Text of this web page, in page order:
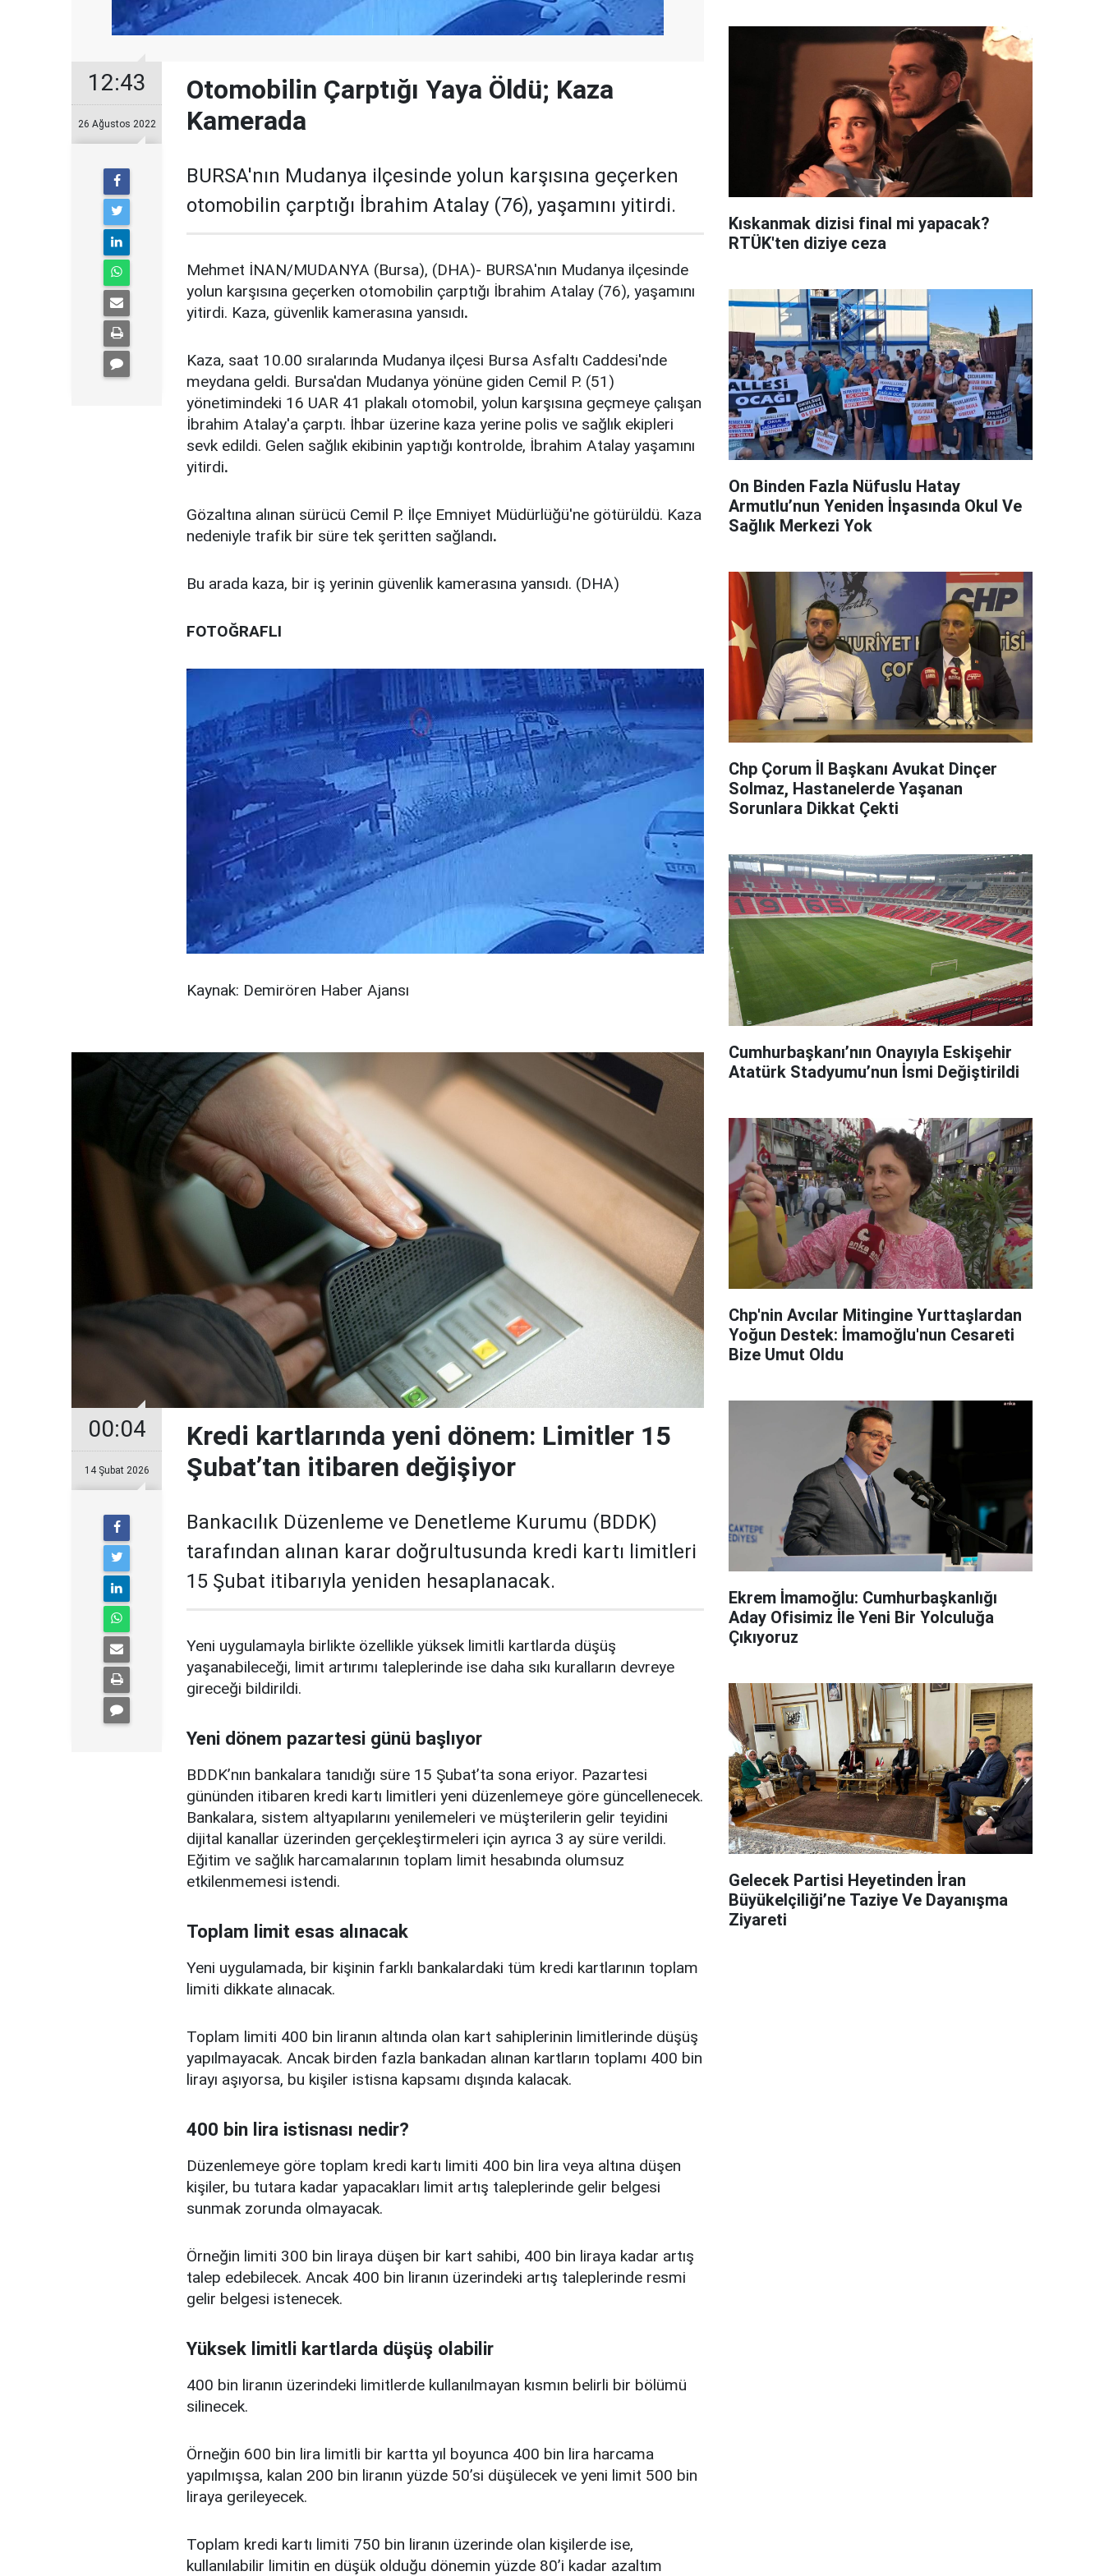
12:43
26 Ağustos 2022
Otomobilin Çarptığı Yaya Öldü; Kaza
Kamerada
BURSA'nın Mudanya ilçesinde yolun karşısına geçerken
otomobilin çarptığı İbrahim Atalay (76), yaşamını yitirdi.
Mehmet İNAN/MUDANYA (Bursa), (DHA)- BURSA'nın Mudanya ilçesinde
yolun karşısına geçerken otomobilin çarptığı İbrahim Atalay (76), yaşamını
yitirdi. Kaza, güvenlik kamerasına yansıdı.
Kaza, saat 10.00 sıralarında Mudanya ilçesi Bursa Asfaltı Caddesi'nde
meydana geldi. Bursa'dan Mudanya yönüne giden Cemil P. (51)
yönetimindeki 16 UAR 41 plakalı otomobil, yolun karşısına geçmeye çalışan
İbrahim Atalay'a çarptı. İhbar üzerine kaza yerine polis ve sağlık ekipleri
sevk edildi. Gelen sağlık ekibinin yaptığı kontrolde, İbrahim Atalay yaşamını
yitirdi.
Gözaltına alınan sürücü Cemil P. İlçe Emniyet Müdürlüğü'ne götürüldü. Kaza
nedeniyle trafik bir süre tek şeritten sağlandı.
Bu arada kaza, bir iş yerinin güvenlik kamerasına yansıdı. (DHA)
FOTOĞRAFLI
Kaynak: Demirören Haber Ajansı
00:04
14 Şubat 2026
Kredi kartlarında yeni dönem: Limitler 15
Şubat’tan itibaren değişiyor
Bankacılık Düzenleme ve Denetleme Kurumu (BDDK)
tarafından alınan karar doğrultusunda kredi kartı limitleri
15 Şubat itibarıyla yeniden hesaplanacak.
Yeni uygulamayla birlikte özellikle yüksek limitli kartlarda düşüş
yaşanabileceği, limit artırımı taleplerinde ise daha sıkı kuralların devreye
gireceği bildirildi.
Yeni dönem pazartesi günü başlıyor
BDDK’nın bankalara tanıdığı süre 15 Şubat’ta sona eriyor. Pazartesi
gününden itibaren kredi kartı limitleri yeni düzenlemeye göre güncellenecek.
Bankalara, sistem altyapılarını yenilemeleri ve müşterilerin gelir teyidini
dijital kanallar üzerinden gerçekleştirmeleri için ayrıca 3 ay süre verildi.
Eğitim ve sağlık harcamalarının toplam limit hesabında olumsuz
etkilenmemesi istendi.
Toplam limit esas alınacak
Yeni uygulamada, bir kişinin farklı bankalardaki tüm kredi kartlarının toplam
limiti dikkate alınacak.
Toplam limiti 400 bin liranın altında olan kart sahiplerinin limitlerinde düşüş
yapılmayacak. Ancak birden fazla bankadan alınan kartların toplamı 400 bin
lirayı aşıyorsa, bu kişiler istisna kapsamı dışında kalacak.
400 bin lira istisnası nedir?
Düzenlemeye göre toplam kredi kartı limiti 400 bin lira veya altına düşen
kişiler, bu tutara kadar yapacakları limit artış taleplerinde gelir belgesi
sunmak zorunda olmayacak.
Örneğin limiti 300 bin liraya düşen bir kart sahibi, 400 bin liraya kadar artış
talep edebilecek. Ancak 400 bin liranın üzerindeki artış taleplerinde resmi
gelir belgesi istenecek.
Yüksek limitli kartlarda düşüş olabilir
400 bin liranın üzerindeki limitlerde kullanılmayan kısmın belirli bir bölümü
silinecek.
Örneğin 600 bin lira limitli bir kartta yıl boyunca 400 bin lira harcama
yapılmışsa, kalan 200 bin liranın yüzde 50’si düşülecek ve yeni limit 500 bin
liraya gerileyecek.
Toplam kredi kartı limiti 750 bin liranın üzerinde olan kişilerde ise,
kullanılabilir limitin en düşük olduğu dönemin yüzde 80’i kadar azaltım
Kıskanmak dizisi final mi yapacak?
RTÜK'ten diziye ceza
On Binden Fazla Nüfuslu Hatay
Armutlu’nun Yeniden İnşasında Okul Ve
Sağlık Merkezi Yok
Chp Çorum İl Başkanı Avukat Dinçer
Solmaz, Hastanelerde Yaşanan
Sorunlara Dikkat Çekti
Cumhurbaşkanı’nın Onayıyla Eskişehir
Atatürk Stadyumu’nun İsmi Değiştirildi
Chp'nin Avcılar Mitingine Yurttaşlardan
Yoğun Destek: İmamoğlu'nun Cesareti
Bize Umut Oldu
Ekrem İmamoğlu: Cumhurbaşkanlığı
Aday Ofisimiz İle Yeni Bir Yolculuğa
Çıkıyoruz
Gelecek Partisi Heyetinden İran
Büyükelçiliği’ne Taziye Ve Dayanışma
Ziyareti